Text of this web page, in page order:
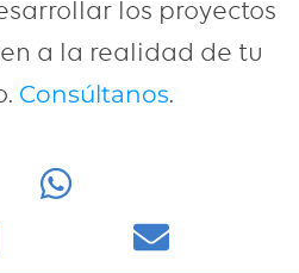
los proyectos
a la realidad de tu
Consúltanos.